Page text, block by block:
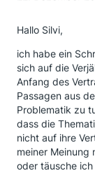
Hallo Silvi,
ich habe ein
sich auf die
Anfang des
Passagen aus
Problematik zu
dass die
nicht auf ihre
meiner Meinung
oder täusche